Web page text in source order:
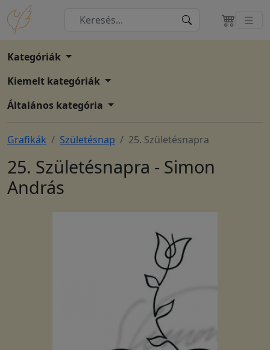
Kategóriák
Kiemelt kategóriák
Általános kategória
Grafikák Születésnap 25. Születésnapra
25. Születésnapra - Simon
András